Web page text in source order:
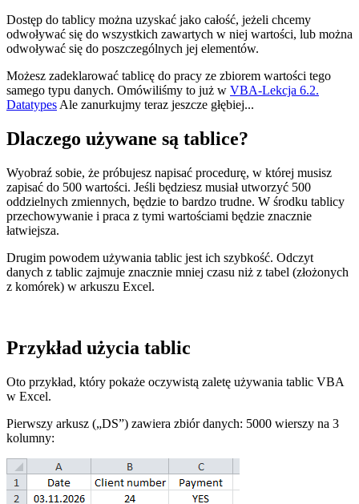
Dostęp do tablicy można uzyskać jako całość, jeżeli chcemy
odwoływać się do wszystkich zawartych w niej wartości, lub można
odwoływać się do poszczególnych jej elementów.
Możesz zadeklarować tablicę do pracy ze zbiorem wartości tego
samego typu danych. Omówiliśmy to już w VBA-Lekcja 6.2.
Datatypes Ale zanurkujmy teraz jeszcze głębiej...
Dlaczego używane są tablice?
Wyobraź sobie, że próbujesz napisać procedurę, w której musisz
zapisać do 500 wartości. Jeśli będziesz musiał utworzyć 500
oddzielnych zmiennych, będzie to bardzo trudne. W środku tablicy
przechowywanie i praca z tymi wartościami będzie znacznie
łatwiejsza.
Drugim powodem używania tablic jest ich szybkość. Odczyt
danych z tablic zajmuje znacznie mniej czasu niż z tabel (złożonych
z komórek) w arkuszu Excel.
Przykład użycia tablic
Oto przykład, który pokaże oczywistą zaletę używania tablic VBA
w Excel.
Pierwszy arkusz („DS”) zawiera zbiór danych: 5000 wierszy na 3
kolumny: